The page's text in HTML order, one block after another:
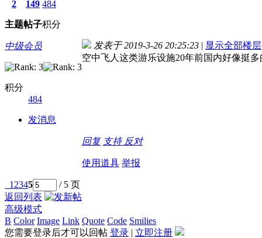
2
主题
149
帖子
484
积分
中级会员
积分
484
发消息
发表于 2019-3-26 20:25:23 | 显示全部楼层
空中飞人这类游乐设施20年前国内好像挺
回复 支持 反对
使用道具 举报
1 2345
/ 5 页
返回列表
高级模式
B Color Image Link Quote Code Smilies
您需要登录后才可以回帖 登录 | 立即注册